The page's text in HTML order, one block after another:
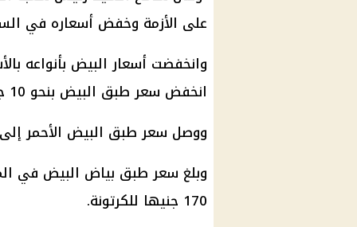
على الأزمة وخفض أسعاره في
وانخفضت أسعار البيض بأنواعه
انخفض سعر طبق البيض بنحو 10 جنيهات.
ووصل سعر طبق البيض الأحمر إلى 160 جنيها ليصل للمستهلك نحو
وبلغ سعرطبق بياض البيض في المزرعة
170 جنيها للكرتونة.